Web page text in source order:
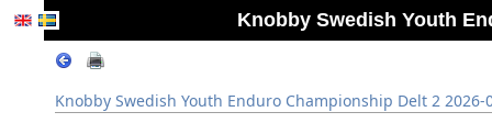
Knobby Swedish Youth
Knobby Swedish Youth Enduro Championship Delt 2 2026-